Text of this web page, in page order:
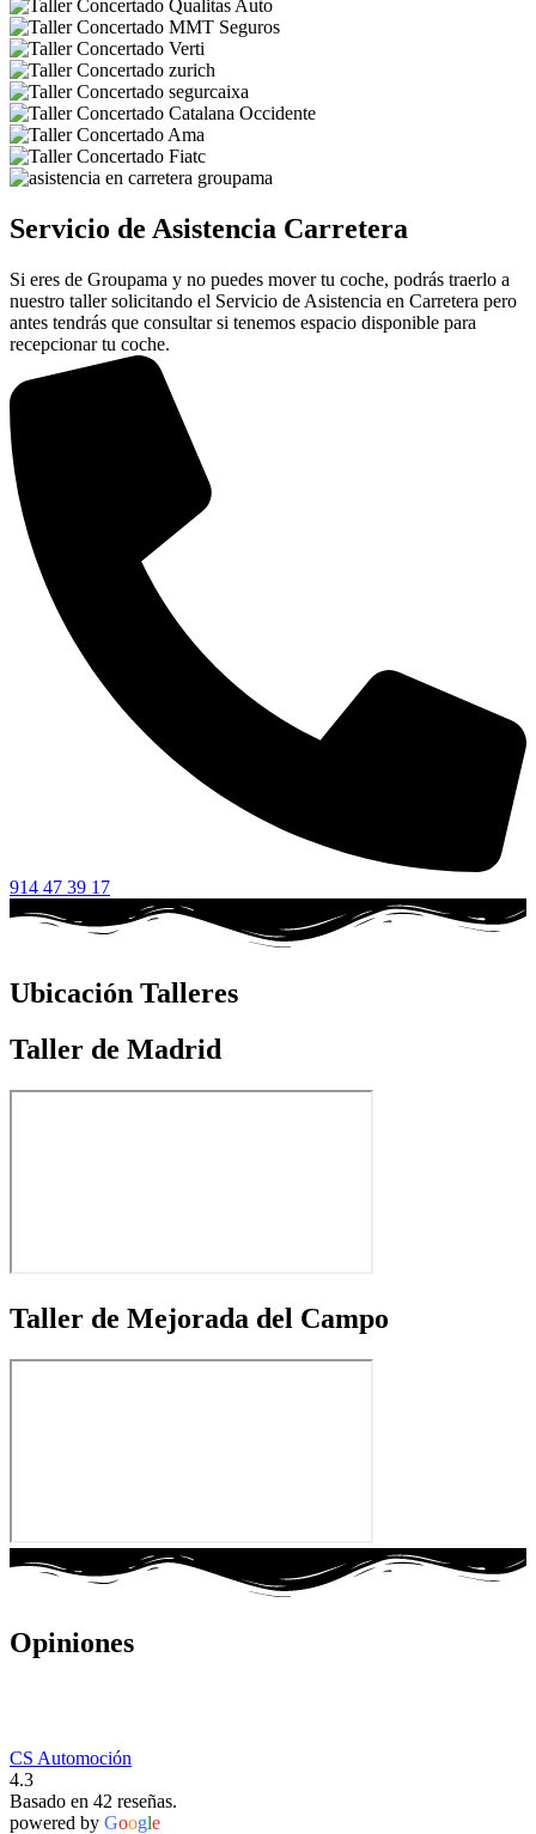
Servicio de Asistencia Carretera
Si eres de Groupama y no puedes mover tu coche, podrás traerlo a
nuestro taller solicitando el Servicio de Asistencia en Carretera pero
antes tendrás que consultar si tenemos espacio disponible para
recepcionar tu coche.
914 47 39 17
Ubicación Talleres
Taller de Madrid
Taller de Mejorada del Campo
Opiniones
CS Automoción
4.3
Basado en 42 reseñas.
powered by Google